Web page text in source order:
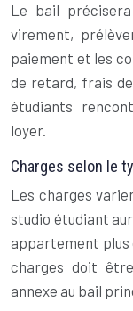
Le bail
virement,
paiement et les
de retard, frais de
étudiants
loyer.
Charges selon le
Les charges
studio étudiant
appartement plus
charges doit
annexe au bail